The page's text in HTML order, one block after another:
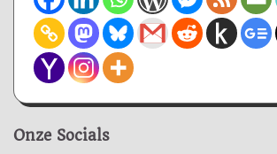
Onze Socials